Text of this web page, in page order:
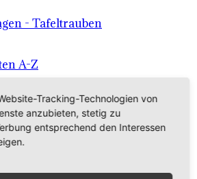
- Tafeltrauben
A-Z
Tracking-Technologien von
anzubieten, stetig zu
entsprechend den Interessen